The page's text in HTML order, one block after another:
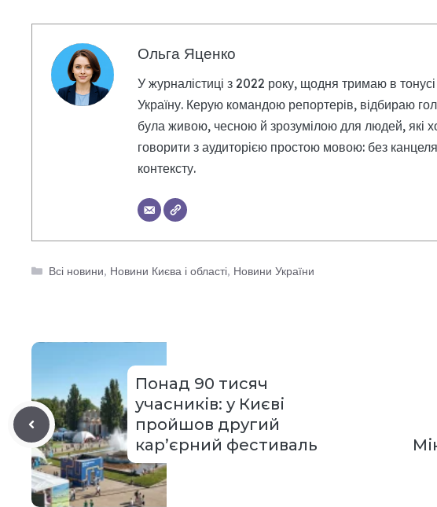
Ольга Яценко
У журналістиці з 2022 року, щодня тримаю в
Україну. Керую командою репортерів, відбираю
була живою, чесною й зрозумілою для людей, які
говорити з аудиторією простою мовою: без
контексту.
Категорії
Всі новини, Новини Києва і області, Новини України
Понад 90 тисяч
учасників: у Києві
пройшов другий
кар’єрний фестиваль